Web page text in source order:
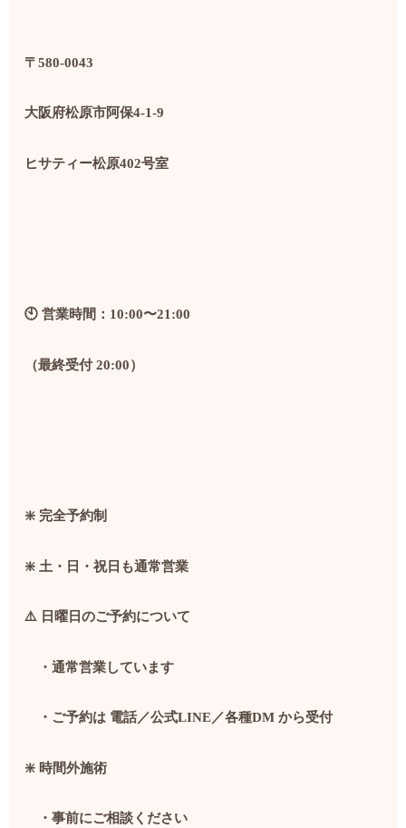
〒580-0043
大阪府松原市阿保4-1-9
ヒサティー松原402号室
🕙 営業時間：10:00〜21:00
（最終受付 20:00）
❇️ 完全予約制
❇️ 土・日・祝日も通常営業
⚠️ 日曜日のご予約について
・通常営業しています
・ご予約は 電話／公式LINE／各種DM から受付
❇️ 時間外施術
・事前にご相談ください